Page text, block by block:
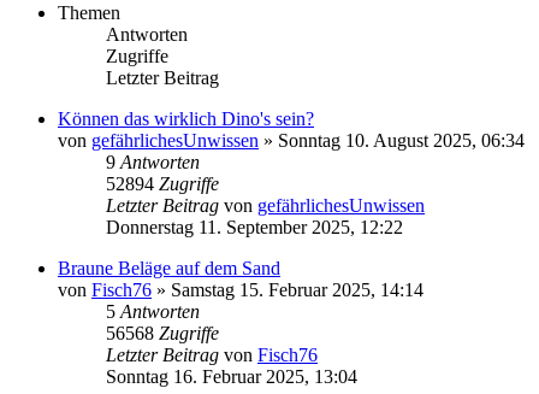
Themen
Antworten
Zugriffe
Letzter Beitrag
Können das wirklich Dino's sein?
von gefährlichesUnwissen » Sonntag 10. August 2025, 06:34
9 Antworten
52894 Zugriffe
Letzter Beitrag von gefährlichesUnwissen
Donnerstag 11. September 2025, 12:22
Braune Beläge auf dem Sand
von Fisch76 » Samstag 15. Februar 2025, 14:14
5 Antworten
56568 Zugriffe
Letzter Beitrag von Fisch76
Sonntag 16. Februar 2025, 13:04